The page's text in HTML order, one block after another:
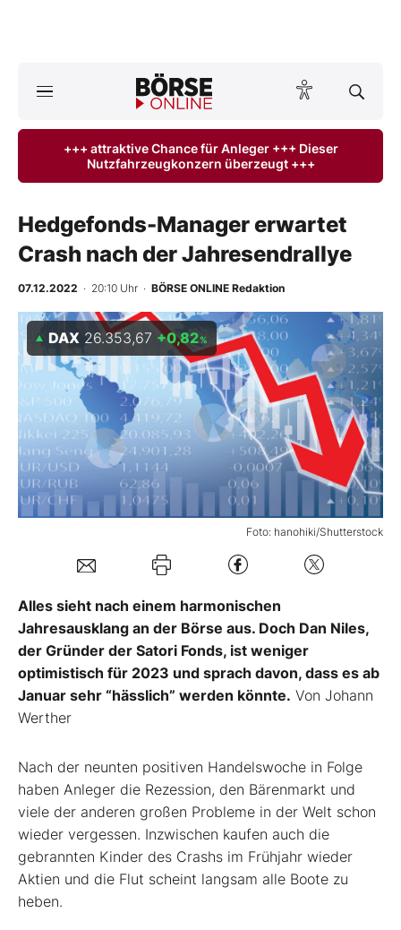
ktuelle Ausgabe BÖRSE ONLINE lesen
Anlageprodukte
Finanz-Check
BO-Musterdepots
Experten
Mein B:O
Mein Konto
Folgen Sie uns
Kontakt
+++ attraktive Chance für Anleger +++ Dieser
Nutzfahrzeugkonzern überzeugt +++
Hedgefonds-Manager erwartet
Crash nach der Jahresendrallye
07.12.2022 · 20:10 Uhr · BÖRSE ONLINE Redaktion
Foto: hanohiki/Shutterstock
DAX 26.353,67 +0,82%
Alles sieht nach einem harmonischen
Jahresausklang an der Börse aus. Doch Dan Niles,
der Gründer der Satori Fonds, ist weniger
optimistisch für 2023 und sprach davon, dass es ab
Januar sehr “hässlich” werden könnte. Von Johann
Werther
Nach der neunten positiven Handelswoche in Folge
haben Anleger die Rezession, den Bärenmarkt und
viele der anderen großen Probleme in der Welt schon
wieder vergessen. Inzwischen kaufen auch die
gebrannten Kinder des Crashs im Frühjahr wieder
Aktien und die Flut scheint langsam alle Boote zu
heben.